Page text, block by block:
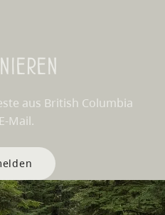
aus British Columbia
Mail.